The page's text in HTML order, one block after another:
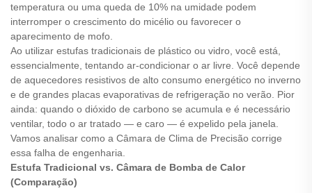
temperatura ou uma queda de 10% na umidade podem
interromper o crescimento do micélio ou favorecer o
aparecimento de mofo.
Ao utilizar estufas tradicionais de plástico ou vidro, você está,
essencialmente, tentando ar-condicionar o ar livre. Você depende
de aquecedores resistivos de alto consumo energético no inverno
e de grandes placas evaporativas de refrigeração no verão. Pior
ainda: quando o dióxido de carbono se acumula e é necessário
ventilar, todo o ar tratado — e caro — é expelido pela janela.
Vamos analisar como a Câmara de Clima de Precisão corrige
essa falha de engenharia.
Estufa Tradicional vs. Câmara de Bomba de Calor
(Comparação)